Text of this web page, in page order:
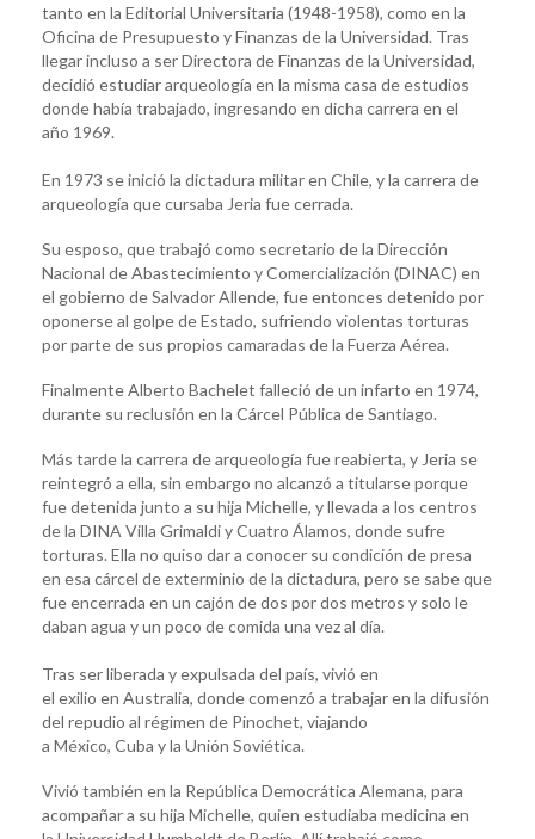
tanto en la Editorial Universitaria (1948-1958), como en la
Oficina de Presupuesto y Finanzas de la Universidad. Tras
llegar incluso a ser Directora de Finanzas de la Universidad,
decidió estudiar arqueología en la misma casa de estudios
donde había trabajado, ingresando en dicha carrera en el
año 1969.​
En 1973 se inició la dictadura militar en Chile, y la carrera de
arqueología que cursaba Jeria fue cerrada.
Su esposo, que trabajó como secretario de la Dirección
Nacional de Abastecimiento y Comercialización (DINAC) en
el gobierno de Salvador Allende, fue entonces detenido por
oponerse al golpe de Estado, sufriendo violentas torturas
por parte de sus propios camaradas de la Fuerza Aérea.
Finalmente Alberto Bachelet falleció de un infarto en 1974,
durante su reclusión en la Cárcel Pública de Santiago.
Más tarde la carrera de arqueología fue reabierta, y Jeria se
reintegró a ella, sin embargo no alcanzó a titularse porque
fue detenida junto a su hija Michelle, y llevada a los centros
de la DINA Villa Grimaldi y Cuatro Álamos, donde sufre
torturas. Ella no quiso dar a conocer su condición de presa
en esa cárcel de exterminio de la dictadura, pero se sabe que
fue encerrada en un cajón de dos por dos metros y solo le
daban agua y un poco de comida una vez al día.
Tras ser liberada y expulsada del país, vivió en
el exilio en Australia, donde comenzó a trabajar en la difusión
del repudio al régimen de Pinochet, viajando
a México, Cuba y la Unión Soviética.
Vivió también en la República Democrática Alemana, para
acompañar a su hija Michelle, quien estudiaba medicina en